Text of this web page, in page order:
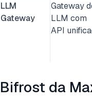
LLM
Gateway
Gateway
LLM com
API
Bifrost da